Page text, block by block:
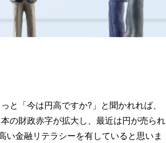
と「今は円高ですか?」と聞かれれば、
の財政赤字が拡大し、最近は円が売られ
金融リテラシーを有していると思いま